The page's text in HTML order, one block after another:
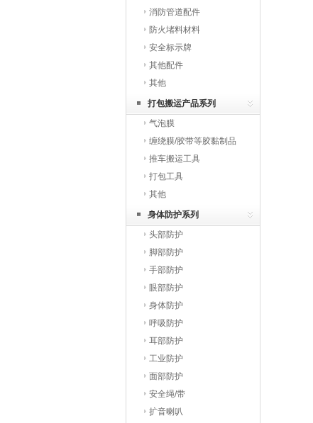
消防管道配件
防火堵料材料
安全标示牌
其他配件
其他
打包搬运产品系列
气泡膜
缠绕膜/胶带等胶黏制品
推车搬运工具
打包工具
其他
身体防护系列
头部防护
脚部防护
手部防护
眼部防护
身体防护
呼吸防护
耳部防护
工业防护
面部防护
安全绳/带
扩音喇叭